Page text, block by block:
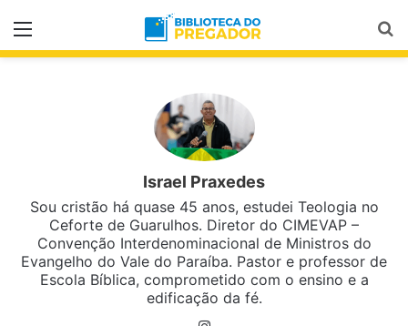
Menu
Israel Praxedes
Sou cristão há quase 45 anos, estudei Teologia no
Ceforte de Guarulhos. Diretor do CIMEVAP –
Convenção Interdenominacional de Ministros do
Evangelho do Vale do Paraíba. Pastor e professor de
Escola Bíblica, comprometido com o ensino e a
edificação da fé.